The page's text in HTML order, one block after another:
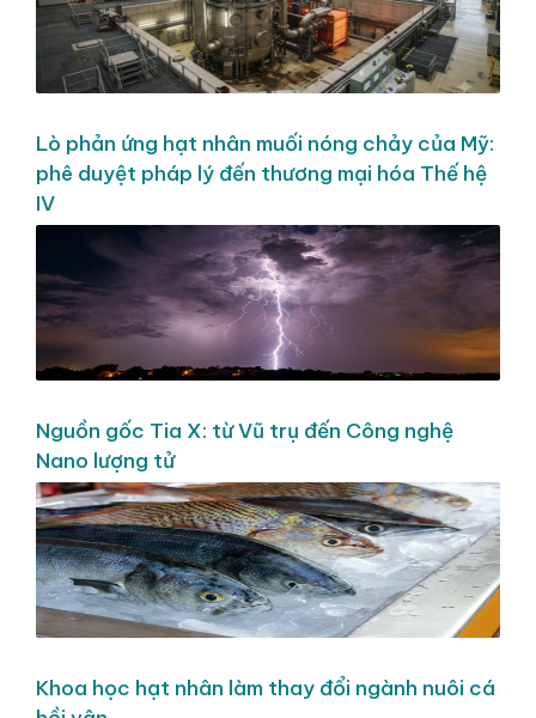
Lò phản ứng hạt nhân muối nóng chảy của Mỹ:
phê duyệt pháp lý đến thương mại hóa Thế hệ
IV
Nguồn gốc Tia X: từ Vũ trụ đến Công nghệ
Nano lượng tử
Khoa học hạt nhân làm thay đổi ngành nuôi cá